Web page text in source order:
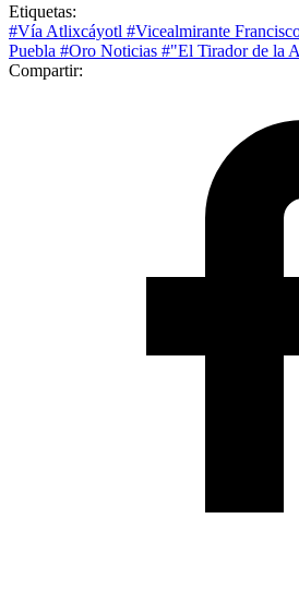
Etiquetas:
#Vía Atlixcáyotl #Vicealmirante
Puebla #Oro Noticias #"El Tirador de la
Compartir: